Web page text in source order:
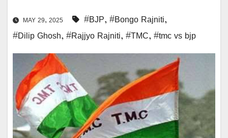
MAY 29, 2025 #BJP, #Bongo Rajniti,
#Dilip Ghosh, #Rajjyo Rajniti, #TMC, #tmc vs bjp